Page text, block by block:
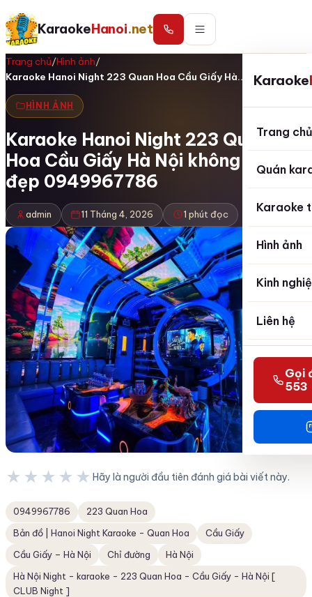
KaraokeHanoi.net
Karaoke
Trang chủ
Quán
Karaoke
Hình ảnh
Kinh
Liên hệ
Gọi
553
Trang chủ/Hình ảnh/
Karaoke Hanoi Night 223 Quan Hoa Cầu Giấy Hà…
HÌNH ẢNH
Karaoke Hanoi Night 223 Quan
Hoa Cầu Giấy Hà Nội không gian
đẹp 0949967786
admin 11 Tháng 4, 2026 1 phút đọc
★★★★★ Hãy là người đầu tiên đánh giá bài viết này.
0949967786
223 Quan Hoa
Bản đồ | Hanoi Night Karaoke - Quan Hoa
Cầu Giấy
Cầu Giấy – Hà Nội
Chỉ đường
Hà Nội
Hà Nội Night - karaoke - 223 Quan Hoa - Cầu Giấy - Hà Nội [
CLUB Night ]